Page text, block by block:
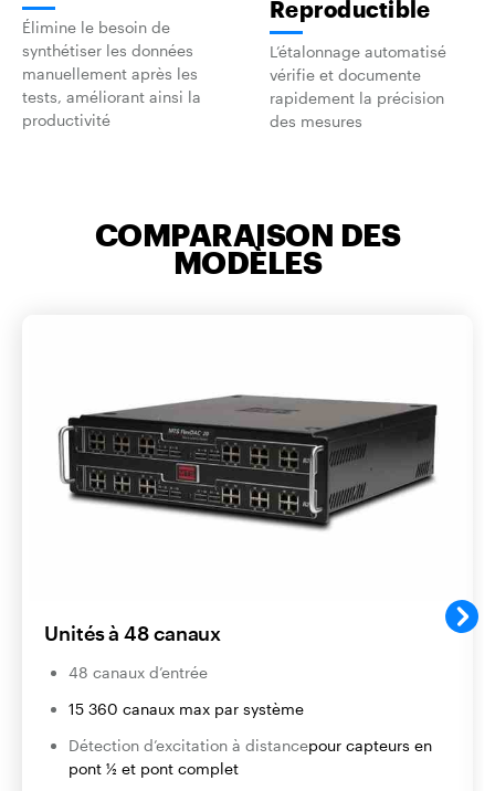
Élimine le besoin de
synthétiser les données
manuellement après les
tests, améliorant ainsi la
productivité
Reproductible
L’étalonnage automatisé
vérifie et documente
rapidement la précision
des mesures
COMPARAISON DES
MODÈLES
Unités à 48 canaux
48 canaux d’entrée
15 360 canaux max par système
Détection d’excitation à distancepour capteurs en
pont ½ et pont complet